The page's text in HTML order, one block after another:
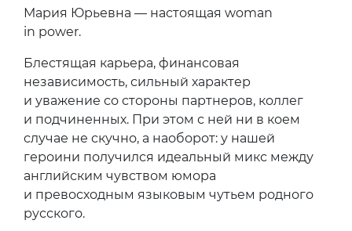
Мария Юрьевна — настоящая woman
in power.
Блестящая карьера, финансовая
независимость, сильный характер
и уважение со стороны партнеров, коллег
и подчиненных. При этом с ней ни в коем
случае не скучно, а наоборот: у нашей
героини получился идеальный микс между
английским чувством юмора
и превосходным языковым чутьем родного
русского.